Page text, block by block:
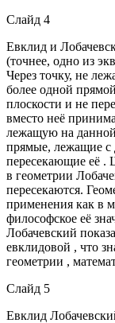
Слайд 4
Евклид и
(точнее, одно из
Через точку, не
более одной
плоскости и не
вместо неё
лежащую на
прямые, лежащие с
пересекающие её .
в геометрии
пересекаются.
применения как в
философское её
Лобачевский
евклидовой , что
геометрии ,
Слайд 5
Евклид